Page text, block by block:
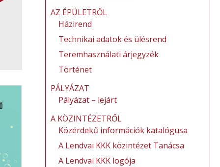
AZ ÉPÜLETRŐL
Házirend
Technikai adatok és ülésrend
Teremhasználati árjegyzék
Történet
PÁLYÁZAT
Pályázat – lejárt
A KÖZINTÉZETRŐL
Közérdekű információk katalógusa
A Lendvai KKK közintézet Tanácsa
A Lendvai KKK logója